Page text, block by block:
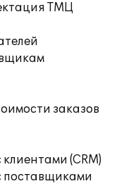
ТМЦ
заказов
(CRM)
поставщиками